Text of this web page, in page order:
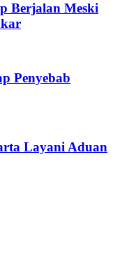
Berjalan Meski
Penyebab
Layani Aduan